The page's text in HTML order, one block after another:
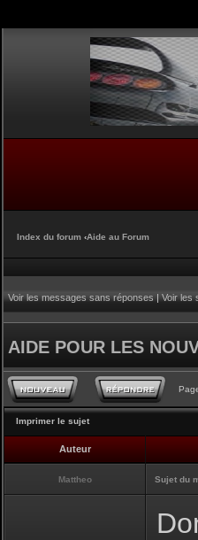
Index du forum ‹Aide au Forum
Voir les messages sans réponses|Voir les
AIDE POUR LES
Imprimer le sujet
Auteur
Mattheo Sujet du